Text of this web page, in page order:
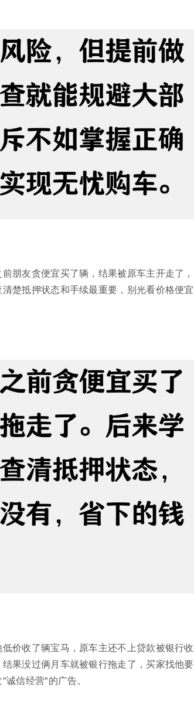
朋友贪便宜买了辆，结果被原车主开走了，
楚抵押状态和手续最重要，别光看价格便宜
价收了辆宝马，原车主还不上贷款被银行收
果没过俩月车就被银行拖走了，买家找他要
信经营"的广告。